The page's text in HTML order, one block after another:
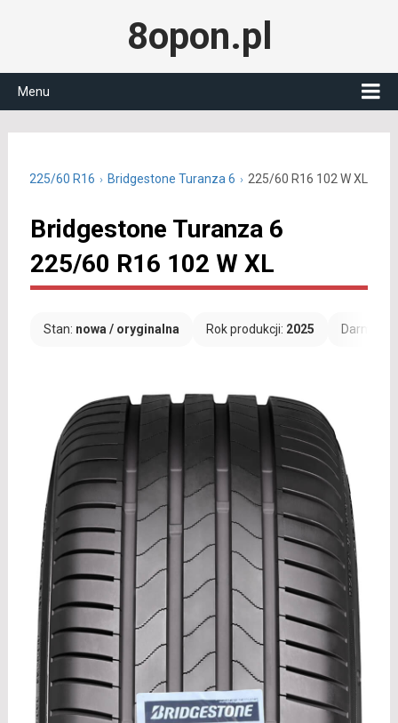
8opon.pl
Menu
225/60 R16 Bridgestone Turanza 6 225/60 R16 102 W XL
Bridgestone Turanza 6
225/60 R16 102 W XL
Stan: nowa / oryginalna Rok produkcji: 2025